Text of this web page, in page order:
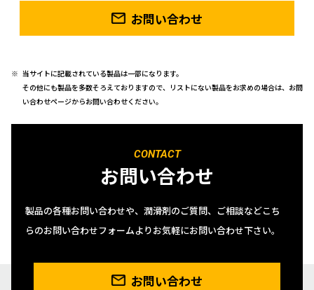
お問い合わせ
当サイトに記載されている製品は一部になります。
その他にも製品を多数そろえておりますので、リストにない製品をお求めの場合は、お問
い合わせページからお問い合わせください。
CONTACT
お問い合わせ
製品の各種お問い合わせや、潤滑剤のご質問、ご相談などこち
らのお問い合わせフォームよりお気軽にお問い合わせ下さい。
お問い合わせ